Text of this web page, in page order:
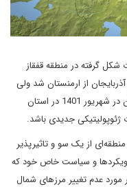
شکل گرفته در منطقه قفقاز
از ارمنستان شد ولی
به نظر می‌رسد با عملیات اخیر جمهوری آذربایجان در شهریور 1401 در استان
ژئوپولیتیکی جدیدی باشد.
از یک سو و تاثیرپذیر
رویکردها و سیاست خاص خود که
مورد عدم تغییر مرزهای شمال